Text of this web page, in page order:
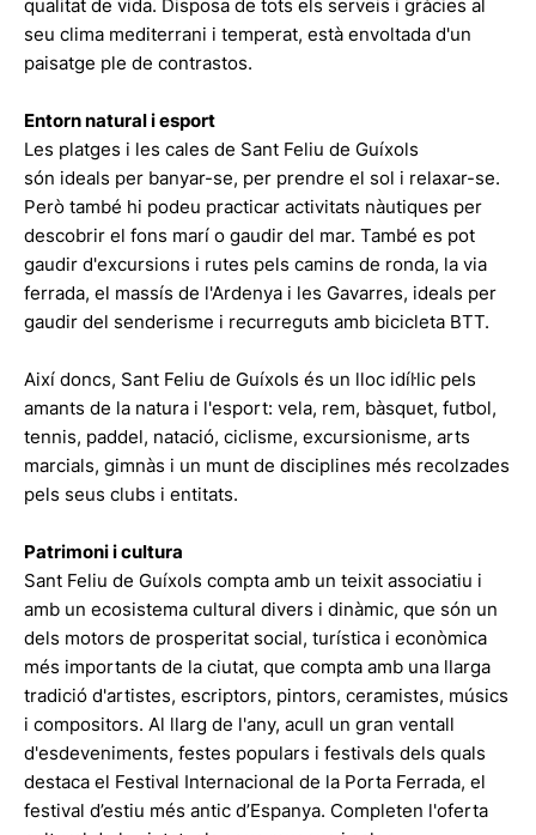
qualitat de vida. Disposa de tots els serveis i gràcies al
seu clima mediterrani i temperat, està envoltada d'un
paisatge ple de contrastos.
Entorn natural i esport
Les platges i les cales de Sant Feliu de Guíxols
són ideals per banyar-se, per prendre el sol i relaxar-se.
Però també hi podeu practicar activitats nàutiques per
descobrir el fons marí o gaudir del mar. També es pot
gaudir d'excursions i rutes pels camins de ronda, la via
ferrada, el massís de l'Ardenya i les Gavarres, ideals per
gaudir del senderisme i recurreguts amb bicicleta BTT.
Així doncs, Sant Feliu de Guíxols és un lloc idíl·lic pels
amants de la natura i l'esport: vela, rem, bàsquet, futbol,
tennis, paddel, natació, ciclisme, excursionisme, arts
marcials, gimnàs i un munt de disciplines més recolzades
pels seus clubs i entitats.
Patrimoni i cultura
Sant Feliu de Guíxols compta amb un teixit associatiu i
amb un ecosistema cultural divers i dinàmic, que són un
dels motors de prosperitat social, turística i econòmica
més importants de la ciutat, que compta amb una llarga
tradició d'artistes, escriptors, pintors, ceramistes, músics
i compositors. Al llarg de l'any, acull un gran ventall
d'esdeveniments, festes populars i festivals dels quals
destaca el Festival Internacional de la Porta Ferrada, el
festival d’estiu més antic d’Espanya. Completen l'oferta